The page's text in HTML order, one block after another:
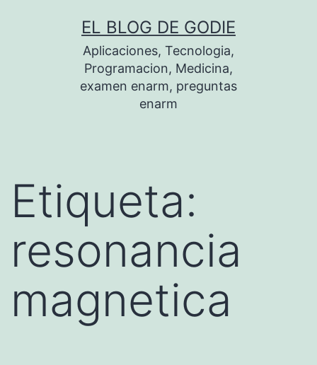
EL BLOG DE GODIE
Aplicaciones, Tecnologia,
Programacion, Medicina,
examen enarm, preguntas
enarm
Etiqueta:
resonancia
magnetica